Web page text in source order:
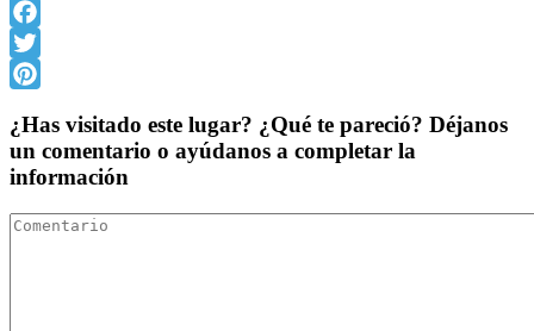
Facebook
Twitter
¿Has visitado este lugar? ¿Qué te pareció? Déjanos
un comentario o ayúdanos a completar la
información